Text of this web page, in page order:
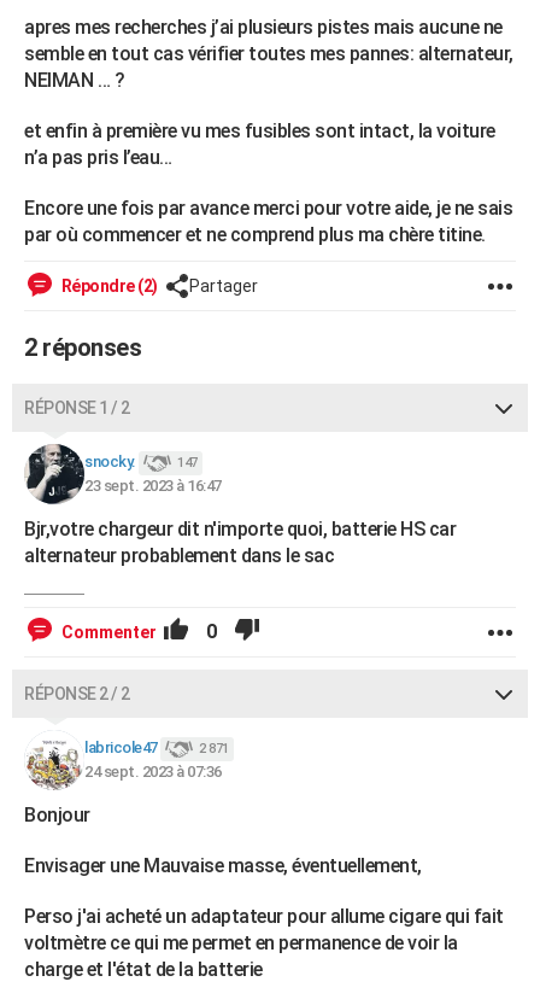
apres mes recherches j’ai plusieurs pistes mais aucune ne
semble en tout cas vérifier toutes mes pannes: alternateur,
NEIMAN … ?
et enfin à première vu mes fusibles sont intact, la voiture
n’a pas pris l’eau…
Encore une fois par avance merci pour votre aide, je ne sais
par où commencer et ne comprend plus ma chère titine.
Répondre (2) Partager
2 réponses
RÉPONSE 1 / 2
snocky. 147
23 sept. 2023 à 16:47
Bjr,votre chargeur dit n'importe quoi, batterie HS car
alternateur probablement dans le sac
Commenter 0
RÉPONSE 2 / 2
labricole47 2 871
24 sept. 2023 à 07:36
Bonjour
Envisager une Mauvaise masse, éventuellement,
Perso j'ai acheté un adaptateur pour allume cigare qui fait
voltmètre ce qui me permet en permanence de voir la
charge et l'état de la batterie